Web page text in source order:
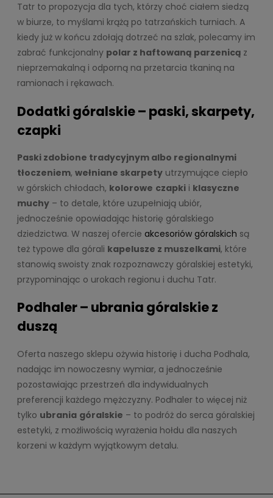
Tatr to propozycja dla tych, którzy choć ciałem siedzą
w biurze, to myślami krążą po tatrzańskich turniach. A
kiedy już w końcu zdołają dotrzeć na szlak, polecamy im
zabrać funkcjonalny polar z haftowaną parzenicą z
nieprzemakalną i odporną na przetarcia tkaniną na
ramionach i rękawach.
Dodatki góralskie – paski, skarpety,
czapki
Paski zdobione tradycyjnym albo regionalnymi
tłoczeniem, wełniane skarpety utrzymujące ciepło
w górskich chłodach, kolorowe czapki i klasyczne
muchy – to detale, które uzupełniają ubiór,
jednocześnie opowiadając historię góralskiego
dziedzictwa. W naszej ofercie akcesoriów góralskich są
też typowe dla górali kapelusze z muszelkami, które
stanowią swoisty znak rozpoznawczy góralskiej estetyki,
przypominając o urokach regionu i duchu Tatr.
Podhaler – ubrania góralskie z
duszą
Oferta naszego sklepu ożywia historię i ducha Podhala,
nadając im nowoczesny wymiar, a jednocześnie
pozostawiając przestrzeń dla indywidualnych
preferencji każdego mężczyzny. Podhaler to więcej niż
tylko ubrania góralskie – to podróż do serca góralskiej
estetyki, z możliwością wyrażenia hołdu dla naszych
korzeni w każdym wyjątkowym detalu.